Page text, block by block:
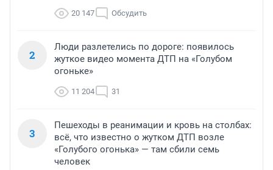
20 147 Обсудить
2
Люди разлетелись по дороге: появилось
жуткое видео момента ДТП на «Голубом
огоньке»
11 204 31
3
Пешеходы в реанимации и кровь на столбах:
всё, что известно о жутком ДТП возле
«Голубого огонька» — там сбили семь
человек